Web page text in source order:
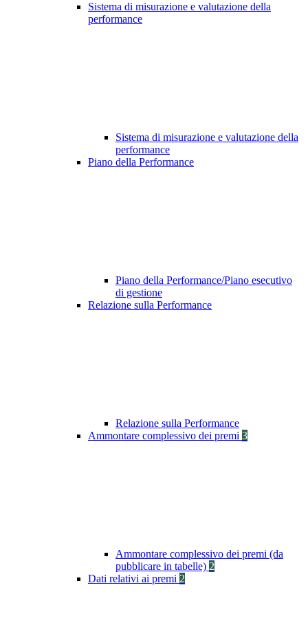
Sistema di misurazione e valutazione della
performance
Sistema di misurazione e valutazione della
performance
Piano della Performance
Piano della Performance/Piano esecutivo
di gestione
Relazione sulla Performance
Relazione sulla Performance
Ammontare complessivo dei premi 3
Ammontare complessivo dei premi (da
pubblicare in tabelle) 2
Dati relativi ai premi 2